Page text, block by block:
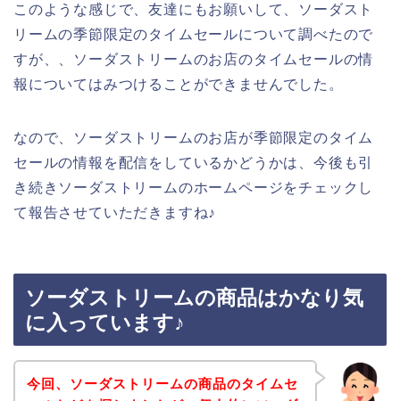
このような感じで、友達にもお願いして、ソーダスト
リームの季節限定のタイムセールについて調べたので
すが、、ソーダストリームのお店のタイムセールの情
報についてはみつけることができませんでした。
なので、ソーダストリームのお店が季節限定のタイム
セールの情報を配信をしているかどうかは、今後も引
き続きソーダストリームのホームページをチェックし
て報告させていただきますね♪
ソーダストリームの商品はかなり気
に入っています♪
今回、ソーダストリームの商品のタイムセ